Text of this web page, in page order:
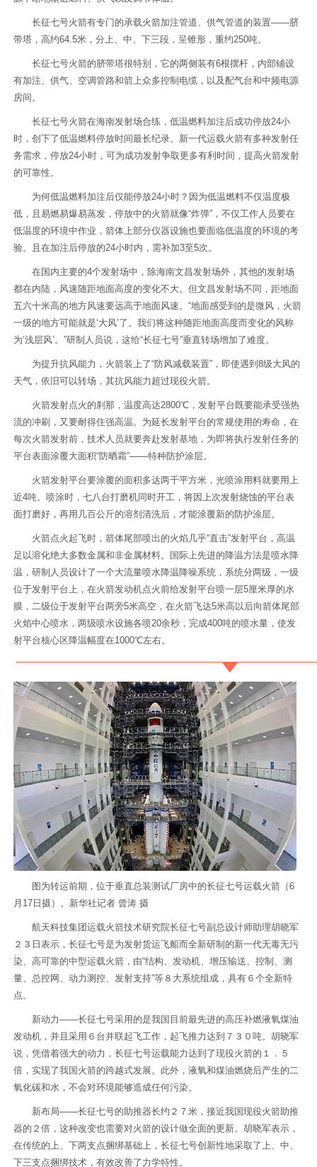
长征七号火箭有专门的承载火箭加注管道、供气管道的装置——脐
带塔，高约64.5米，分上、中、下三段，呈锥形，重约250吨。
长征七号火箭的脐带塔很特别，它的两侧装有6根摆杆，内部铺设
有加注、供气、空调管路和箭上众多控制电缆，以及配气台和中频电源
房间。
长征七号火箭在海南发射场合练，低温燃料加注后成功停放24小
时，创下了低温燃料停放时间最长纪录。新一代运载火箭有多种发射任
务需求，停放24小时，可为成功发射争取更多有利时间，提高火箭发射
的可靠性。
为何低温燃料加注后仅能停放24小时？因为低温燃料不仅温度极
低，且易燃易爆易蒸发，停放中的火箭就像“炸弹”，不仅工作人员要在
低温度的环境中作业，箭体上部分仪器设施也要面临低温度的环境的考
验。且在加注后停放的24小时内，需补加3至5次。
在国内主要的4个发射场中，除海南文昌发射场外，其他的发射场
都在内陆，风速随距地面高度的变化不大。但文昌发射场不同，距地面
五六十米高的地方风速要远高于地面风速。“地面感受到的是微风，火箭
一级的地方可能就是‘大风’了。我们将这种随距地面高度而变化的风称
为‘浅层风’。”研制人员说，这给“长征七号”垂直转场增加了难度。
为提升抗风能力，火箭装上了“防风减载装置”，即使遇到8级大风的
天气，依旧可以转场，其抗风能力超过现役火箭。
火箭发射点火的刹那，温度高达2800℃，发射平台既要能承受强热
流的冲刷，又要耐得住强高温。为延长发射平台的常规使用的寿命，在
每次火箭发射前，技术人员就要奔赴发射基地，为即将执行发射任务的
平台表面涂覆大面积“防晒霜”——特种防护涂层。
火箭发射平台要涂覆的面积多达两千平方米，光喷涂用料就要用上
近4吨。喷涂时，七八台打磨机同时开工，将因上次发射烧蚀的平台表
面打磨好，再用几百公斤的溶剂清洗后，才能涂覆新的防护涂层。
火箭点火起飞时，箭体尾部喷出的火焰几乎“直击”发射平台，高温
足以溶化绝大多数金属和非金属材料。国际上先进的降温方法是喷水降
温，研制人员设计了一个大流量喷水降温降噪系统，系统分两级，一级
位于发射平台上，在火箭发动机点火前给发射平台喷一层5厘米厚的水
膜，二级位于发射平台两旁5米高空，在火箭飞达5米高以后向箭体尾部
火焰中心喷水，两级喷水设施各喷20余秒，完成400吨的喷水量，使发
射平台核心区降温幅度在1000℃左右。
图为转运前期，位于垂直总装测试厂房中的长征七号运载火箭（6
月17日摄）。新华社记者 曾涛 摄
航天科技集团运载火箭技术研究院长征七号副总设计师助理胡晓军
２３日表示，长征七号是为发射货运飞船而全新研制的新一代无毒无污
染、高可靠的中型运载火箭，由“结构、发动机、增压输送、控制、测
量、总控网、动力测控、发射支持”等８大系统组成，具有６个全新特
点。
新动力——长征七号采用的是我国目前最先进的高压补燃液氧煤油
发动机，并且采用６台并联起飞工作，起飞推力达到７３０吨。胡晓军
说，凭借着强大的动力，长征七号运载能力达到了现役火箭的１．５
倍，实现了我国火箭的跨越式发展。此外，液氧和煤油燃烧后产生的二
氧化碳和水，不会对环境能够造成任何污染。
新布局——长征七号的助推器长约２７米，接近我国现役火箭助推
器的２倍，这种改变也需要对火箭的设计做全面的更新。胡晓军表示，
在传统的上、下两支点捆绑基础上，长征七号创新性地采取了上、中、
下三支点捆绑技术，有效改善了力学特性。